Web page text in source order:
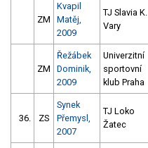
ZM
Kvapil
Matěj,
2009
TJ Slavia K.
Vary
ZM
Řežábek
Dominik,
2009
Univerzitní
sportovní
klub Praha
36. ZS
Synek
Přemysl,
2007
TJ Loko
Žatec